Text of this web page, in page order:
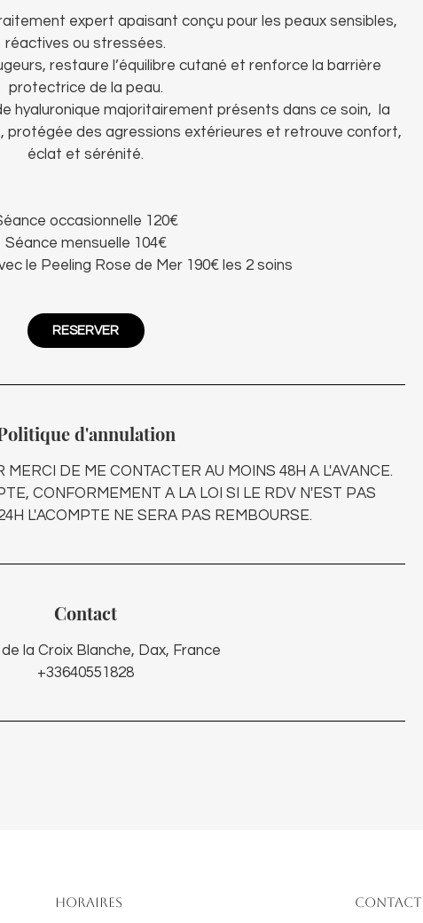
expert apaisant conçu pour les peaux sensibles,
réactives ou stressées.
restaure l’équilibre cutané et renforce la barrière
protectrice de la peau.
hyaluronique majoritairement présents dans ce soin, la
des agressions extérieures et retrouve confort,
éclat et sérénité.
occasionnelle 120€
Séance mensuelle 104€
le Peeling Rose de Mer 190€ les 2 soins
RESERVER
d'annulation
DE ME CONTACTER AU MOINS 48H A L'AVANCE.
CONFORMEMENT A LA LOI SI LE RDV N'EST PAS
L'ACOMPTE NE SERA PAS REMBOURSE.
Contact
de la Croix Blanche, Dax, France
+33640551828
Horaires Contact